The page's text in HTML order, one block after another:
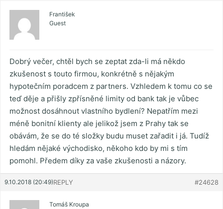
František
Guest
Dobrý večer, chtěl bych se zeptat zda-li má někdo
zkušenost s touto firmou, konkrétně s nějakým
hypotečním poradcem z partners. Vzhledem k tomu co se
teď děje a přišly zpřísněné limity od bank tak je vůbec
možnost dosáhnout vlastního bydlení? Nepatřím mezi
méně bonitní klienty ale jelikož jsem z Prahy tak se
obávám, že se do té složky budu muset zařadit i já. Tudíž
hledám nějaké východisko, někoho kdo by mi s tím
pomohl. Předem díky za vaše zkušenosti a názory.
9.10.2018 (20:49) #24628
REPLY
Tomáš Kroupa